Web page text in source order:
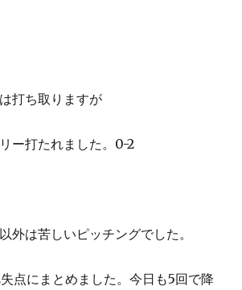
打ち取りますが
ー打たれました。0-2
外は苦しいピッチングでした。
点にまとめました。今日も5回で降